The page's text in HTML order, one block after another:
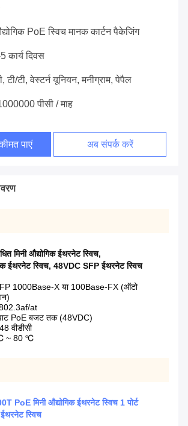
PoE स्विच मानक कार्टन पैकेजिंग
कार्य दिवस
टी/टी, वेस्टर्न यूनियन, मनीग्राम, पेपैल
पीसी / माह
पाएं अब संपर्क करें
मिनी औद्योगिक ईथरनेट स्विच,
ईथरनेट स्विच, 48VDC SFP ईथरनेट स्विच
1000Base-X या 100Base-FX (ऑटो
at
PoE बजट तक (48VDC)
वीडीसी
~ 80 ℃
PoE मिनी औद्योगिक ईथरनेट स्विच 1 पोर्ट
स्विच